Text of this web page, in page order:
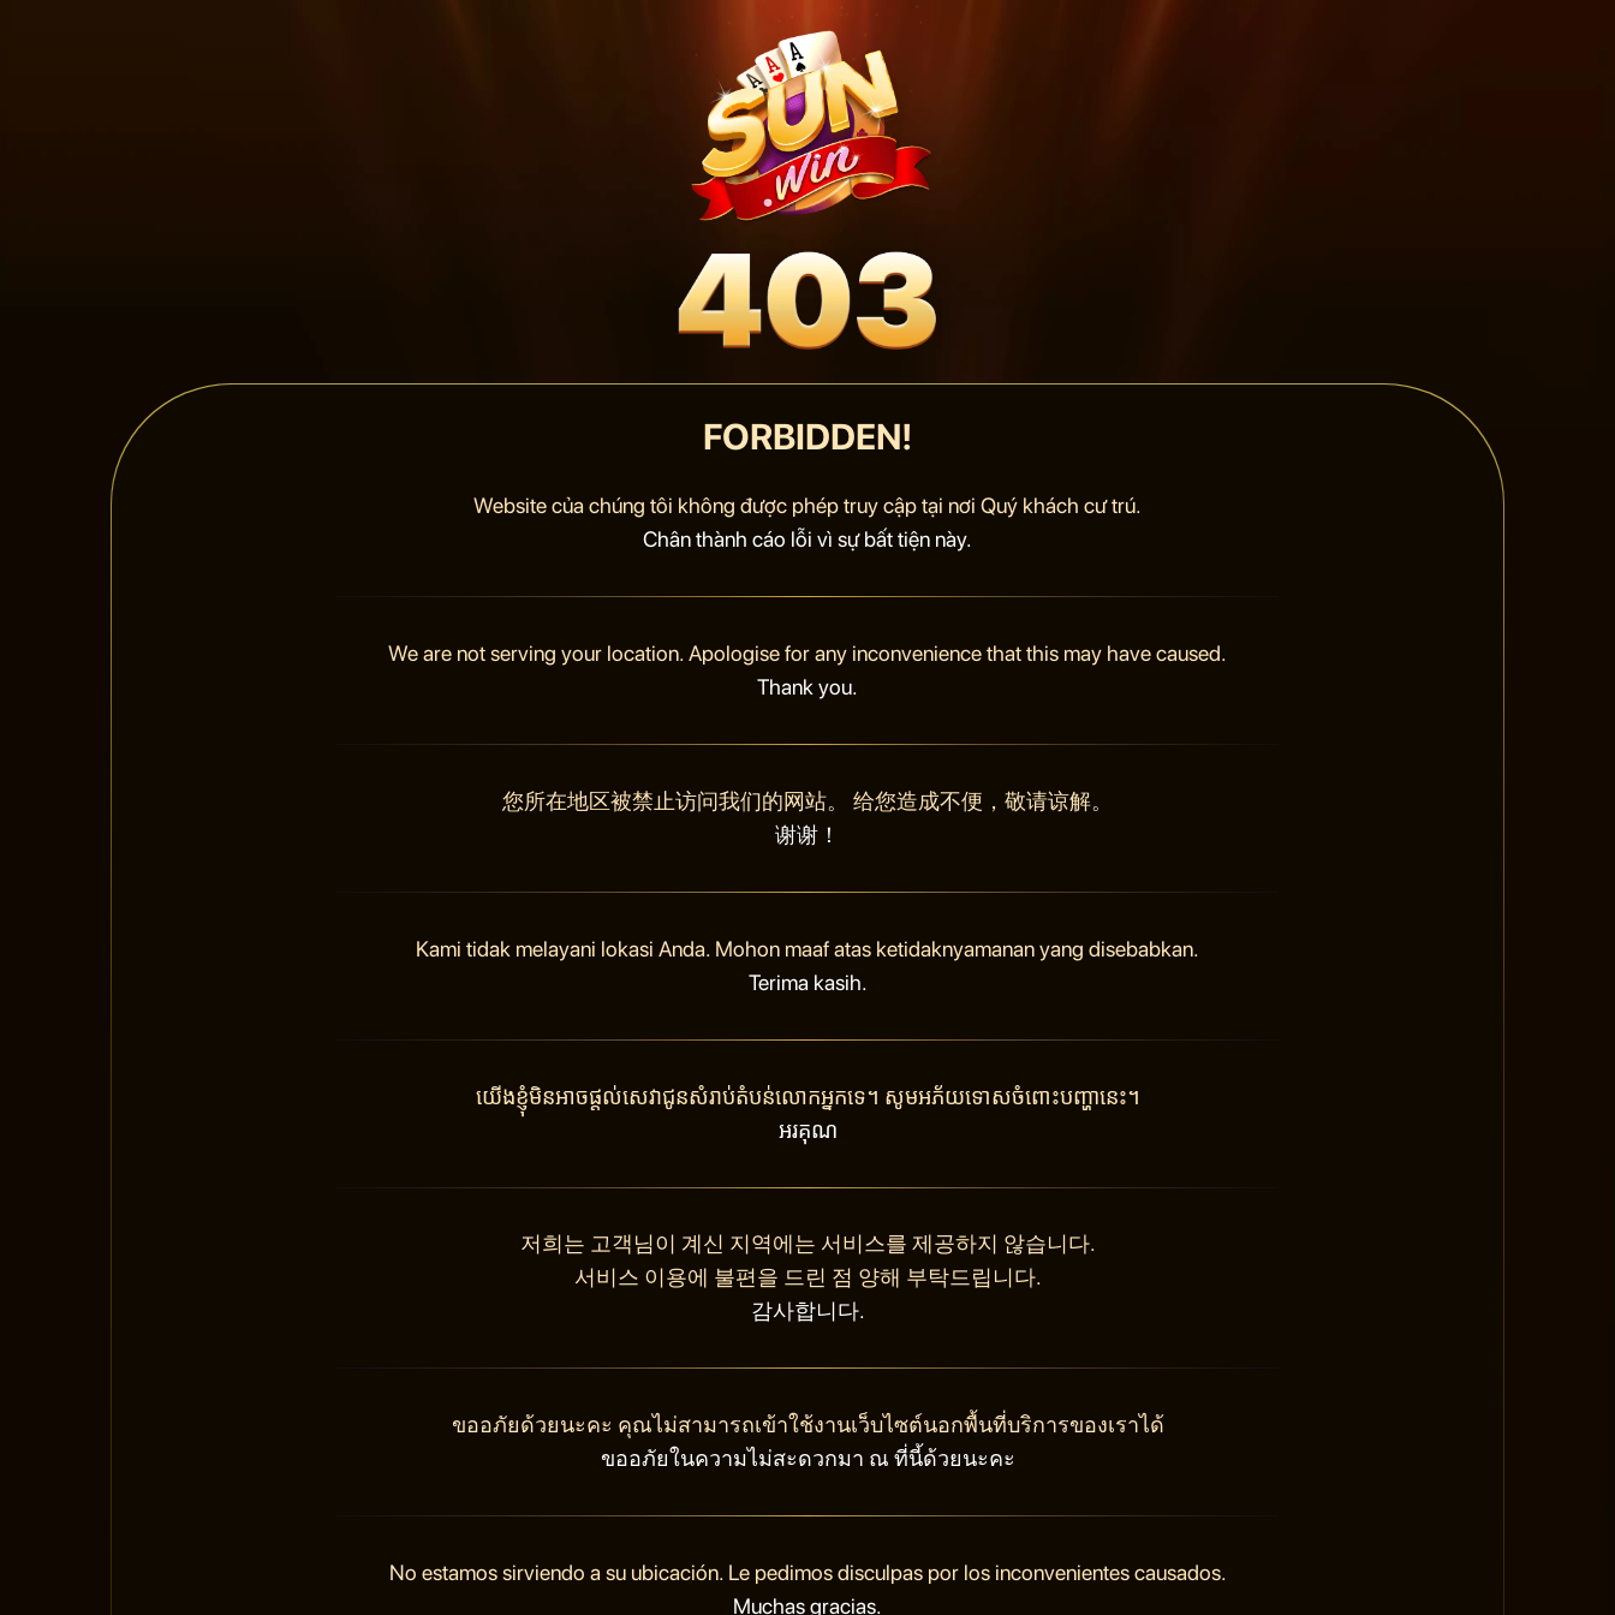
FORBIDDEN!
Website của chúng tôi không được phép truy cập tại nơi Quý khách cư trú.
Chân thành cáo lỗi vì sự bất tiện này.
We are not serving your location. Apologise for any inconvenience that this may have caused.
Thank you.
您所在地区被禁止访问我们的网站。 给您造成不便，敬请谅解。
谢谢！
Kami tidak melayani lokasi Anda. Mohon maaf atas ketidaknyamanan yang disebabkan.
Terima kasih.
យើងខ្ញុំមិនអាចផ្តល់សេវាជូនសំរាប់តំបន់លោកអ្នកទេ។ សូមអភ័យទោសចំពោះបញ្ហានេះ។
អរគុណ
저희는 고객님이 계신 지역에는 서비스를 제공하지 않습니다.
서비스 이용에 불편을 드린 점 양해 부탁드립니다.
감사합니다.
ขออภัยด้วยนะคะ คุณไม่สามารถเข้าใช้งานเว็บไซต์นอกพื้นที่บริการของเราได้
ขออภัยในความไม่สะดวกมา ณ ที่นี้ด้วยนะคะ
No estamos sirviendo a su ubicación. Le pedimos disculpas por los inconvenientes causados.
Muchas gracias.